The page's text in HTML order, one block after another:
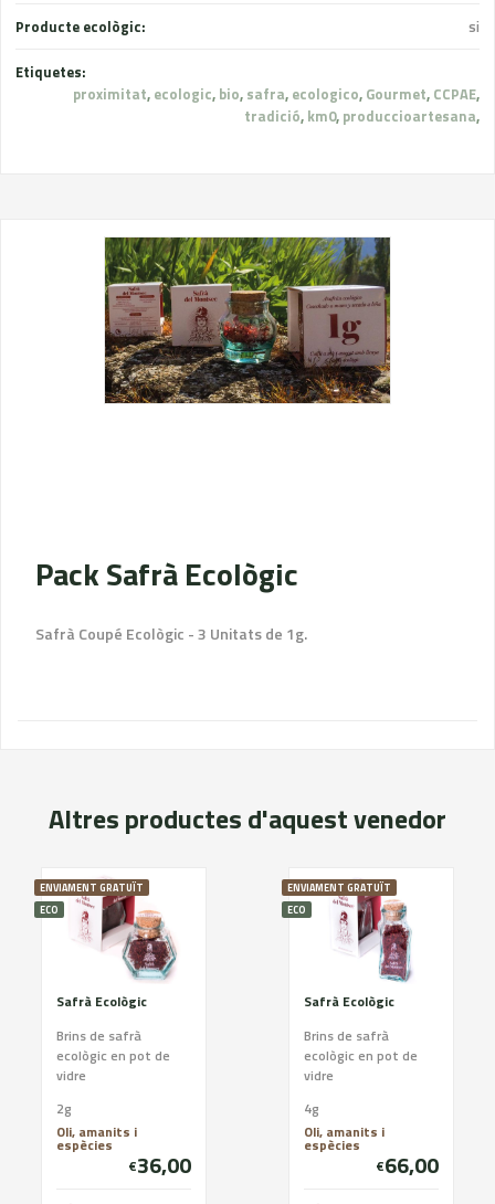
Producte ecològic: si
Etiquetes:
proximitat, ecologic, bio, safra, ecologico, Gourmet, CCPAE,
tradició, km0, produccioartesana,
Pack Safrà Ecològic
Safrà Coupé Ecològic - 3 Unitats de 1g.
Altres productes d'aquest venedor
ENVIAMENT GRATUÏT
ECO
Safrà Ecològic
Brins de safrà
ecològic en pot de
vidre
2g
Oli, amanits i
espècies
€36,00
ENVIAMENT GRATUÏT
ECO
Safrà Ecològic
Brins de safrà
ecològic en pot de
vidre
4g
Oli, amanits i
espècies
€66,00